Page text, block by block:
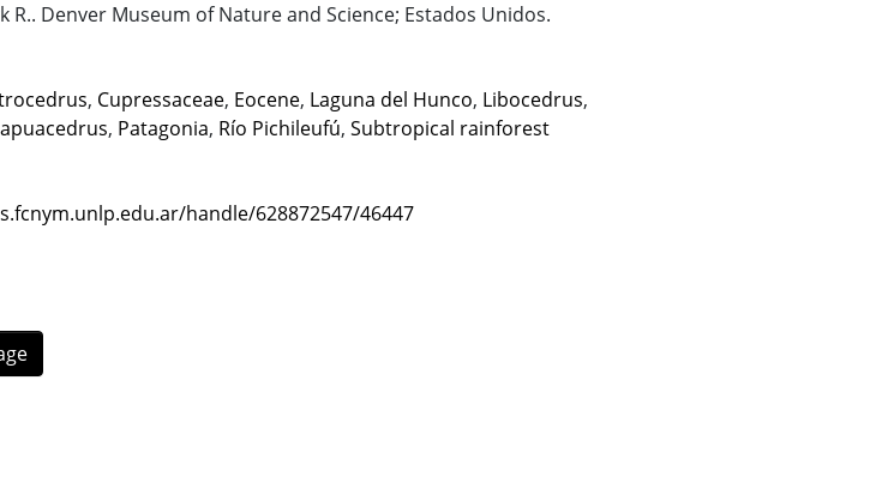
R.. Denver Museum of Nature and Science; Estados Unidos.
, Cupressaceae, Eocene, Laguna del Hunco, Libocedrus,
, Patagonia, Río Pichileufú, Subtropical rainforest
handle/628872547/46447